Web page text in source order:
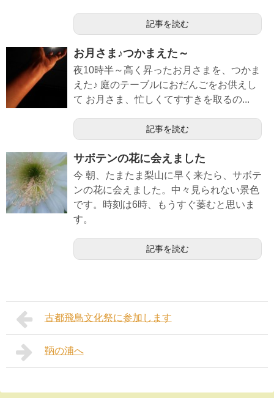
記事を読む
お月さま♪つかまえた～
夜10時半～高く昇ったお月さまを、つかま
えた♪ 庭のテーブルにおだんごをお供えし
て お月さま、忙しくてすすきを取るの...
記事を読む
サボテンの花に会えました
今 朝、たまたま梨山に早く来たら、サボテ
ンの花に会えました。中々見られない景色
です。時刻は6時、もうすぐ萎むと思いま
す。
記事を読む
古都飛鳥文化祭に参加します
鞆の浦へ